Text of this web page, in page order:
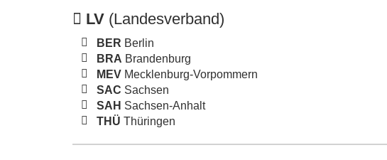
LV (Landesverband)
BER Berlin
BRA Brandenburg
MEV Mecklenburg-Vorpommern
SAC Sachsen
SAH Sachsen-Anhalt
THÜ Thüringen